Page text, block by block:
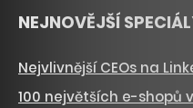
NEJNOVĚJŠÍ
Nejvlivnější CEOs na
100 největších e-shopů